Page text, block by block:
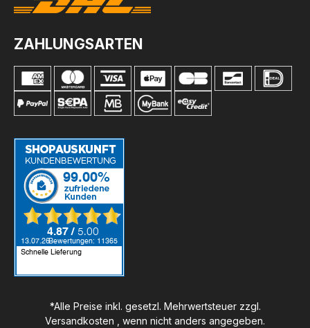
ZAHLUNGSARTEN
*Alle Preise inkl. gesetzl. Mehrwertsteuer zzgl.
Versandkosten , wenn nicht anders angegeben.